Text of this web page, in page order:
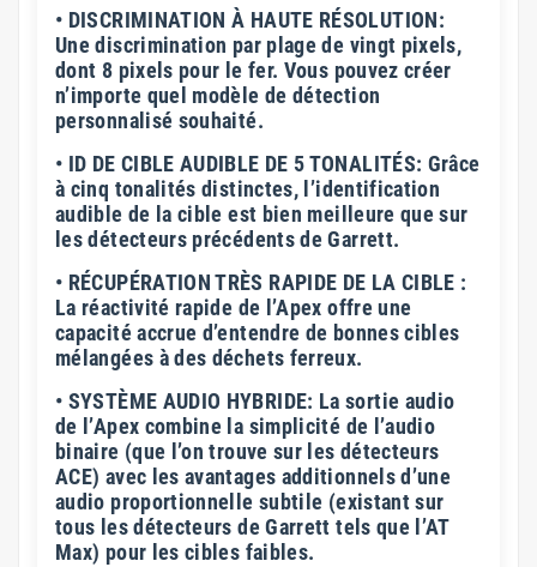
• DISCRIMINATION À HAUTE RÉSOLUTION:
Une discrimination par plage de vingt pixels,
dont 8 pixels pour le fer. Vous pouvez créer
n’importe quel modèle de détection
personnalisé souhaité.
• ID DE CIBLE AUDIBLE DE 5 TONALITÉS: Grâce
à cinq tonalités distinctes, l’identification
audible de la cible est bien meilleure que sur
les détecteurs précédents de Garrett.
• RÉCUPÉRATION TRÈS RAPIDE DE LA CIBLE :
La réactivité rapide de l’Apex offre une
capacité accrue d’entendre de bonnes cibles
mélangées à des déchets ferreux.
• SYSTÈME AUDIO HYBRIDE: La sortie audio
de l’Apex combine la simplicité de l’audio
binaire (que l’on trouve sur les détecteurs
ACE) avec les avantages additionnels d’une
audio proportionnelle subtile (existant sur
tous les détecteurs de Garrett tels que l’AT
Max) pour les cibles faibles.